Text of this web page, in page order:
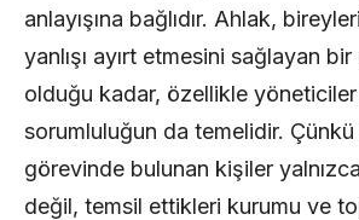
anlayışına bağlıdır. Ahlak,
yanlışı ayırt etmesini sağlayan
olduğu kadar, özellikle yöneticiler
sorumluluğun da temelidir. Çünkü
görevinde bulunan kişiler
değil, temsil ettikleri kurumu ve